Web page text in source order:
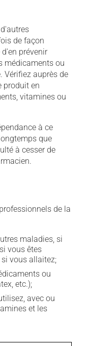
de façon
prévenir
médicaments ou
Vérifiez auprès de
produit en
vitamines ou
à ce
que
à cesser de
de la
maladies, si
vous êtes
si vous allaitez;
ou
etc.);
avec ou
et les